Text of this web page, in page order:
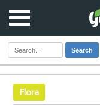
Search
Flora